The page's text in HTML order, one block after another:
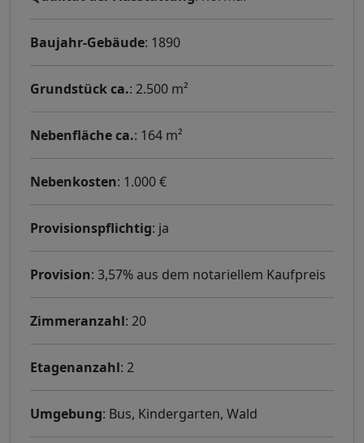
Baujahr-Gebäude: 1890
Grundstück ca.: 2.500 m²
Nebenfläche ca.: 164 m²
Nebenkosten: 1.000 €
Provisionspflichtig: ja
Provision: 3,57% aus dem notariellem Kaufpreis
Zimmeranzahl: 20
Etagenanzahl: 2
Umgebung: Bus, Kindergarten, Wald